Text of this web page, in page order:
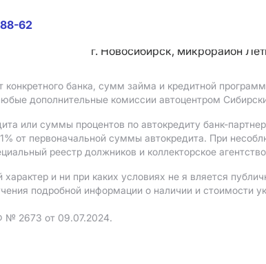
62
г. Новосибирск, микрорайон
конкретного банка, сумм займа и кредитной
дополнительные комиссии автоцентром
или суммы процентов по автокредиту банк-
от первоначальной суммы автокредита. При
реестр должников и коллекторское
и ни при каких условиях не я вляется
подробной информации о наличии и стоимости
№ 2673 от 09.07.2024.